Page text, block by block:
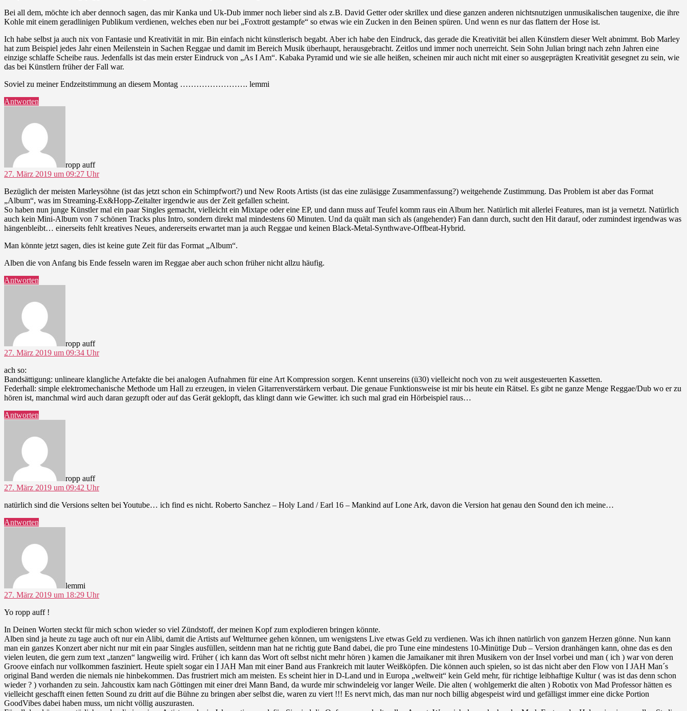
Bei all dem, möchte ich aber dennoch sagen, das mir Kanka und Uk-Dub immer noch lieber sind als z.B. David Getter oder skrillex und diese ganzen anderen nichtsnutzigen unmusikalischen taugenixe, die ihre
Kohle mit einem geradlinigen Publikum verdienen, welches eben nur bei „Foxtrott gestampfe“ so etwas wie ein Zucken in den Beinen spüren. Und wenn es nur das flattern der Hose ist.
Ich habe selbst ja auch nix von Fantasie und Kreativität in mir. Bin einfach nicht künstlerisch begabt. Aber ich habe den Eindruck, das gerade die Kreativität bei allen Künstlern dieser Welt abnimmt. Bob Marley
hat zum Beispiel jedes Jahr einen Meilenstein in Sachen Reggae und damit im Bereich Musik überhaupt, herausgebracht. Zeitlos und immer noch unerreicht. Sein Sohn Julian bringt nach zehn Jahren eine
einzige schlaffe Scheibe raus. Jedenfalls ist das mein erster Eindruck von „As I Am“. Kabaka Pyramid und wie sie alle heißen, scheinen mir auch nicht mit einer so ausgeprägten Kreativität gesegnet zu sein, wie
das bei Künstlern früher der Fall war.
Soviel zu meiner Endzeitstimmung an diesem Montag ……………………. lemmi
Antworten
ropp auff
27. März 2019 um 09:27 Uhr
Bezüglich der meisten Marleysöhne (ist das jetzt schon ein Schimpfwort?) und New Roots Artists (ist das eine zuläsigge Zusammenfassung?) weitgehende Zustimmung. Das Problem ist aber das Format
„Album“, was im Streaming-Ex&Hopp-Zeitalter irgendwie aus der Zeit gefallen scheint.
So haben nun junge Künstler mal ein paar Singles gemacht, vielleicht ein Mixtape oder eine EP, und dann muss auf Teufel komm raus ein Album her. Natürlich mit allerlei Features, man ist ja vernetzt. Natürlich
auch kein Mini-Album von 7 schönen Tracks plus Intro, sondern direkt mal mindestens 60 Minuten. Und da quält man sich als (angehender) Fan dann durch, sucht den Hit darauf, oder zumindest irgendwas was
hängenbleibt… einerseits fehlt kreatives Neues, andererseits erwartet man ja auch Reggae und keinen Black-Metal-Synthwave-Offbeat-Hybrid.
Man könnte jetzt sagen, dies ist keine gute Zeit für das Format „Album“.
Alben die von Anfang bis Ende fesseln waren im Reggae aber auch schon früher nicht allzu häufig.
Antworten
ropp auff
27. März 2019 um 09:34 Uhr
ach so:
Bandsättigung: unlineare klangliche Artefakte die bei analogen Aufnahmen für eine Art Kompression sorgen. Kennt unsereins (ü30) vielleicht noch von zu weit ausgesteuerten Kassetten.
Federhall: simple elektromechanische Methode um Hall zu erzeugen, in vielen Gitarrenverstärkern verbaut. Die genaue Funktionsweise ist mir bis heute ein Rätsel. Es gibt ne ganze Menge Reggae/Dub wo er zu
hören ist, manchmal wird auch daran gezupft oder auf das Gerät geklopft, das klingt dann wie Gewitter. ich such mal grad ein Hörbeispiel raus…
Antworten
ropp auff
27. März 2019 um 09:42 Uhr
natürlich sind die Versions selten bei Youtube… ich find es nicht. Roberto Sanchez – Holy Land / Earl 16 – Mankind auf Lone Ark, davon die Version hat genau den Sound den ich meine…
Antworten
lemmi
27. März 2019 um 18:29 Uhr
Yo ropp auff !
In Deinen Worten steckt für mich schon wieder so viel Zündstoff, der meinen Kopf zum explodieren bringen könnte.
Alben sind ja heute zu tage auch oft nur ein Alibi, damit die Artists auf Weltturnee gehen können, um wenigstens Live etwas Geld zu verdienen. Was ich ihnen natürlich von ganzem Herzen gönne. Nun kann
man ein ganzes Konzert aber nicht nur mit ein paar Singles ausfüllen, seitdenn man hat ne richtig gute Band dabei, die pro Tune eine mindestens 10-Minütige Dub – Version dranhängen kann, ohne das es den
vielen leuten, die gern zum text „tanzen“ langweilig wird. Früher ( ich kann das Wort oft selbst nicht mehr hören ) kamen die Jamaikaner mit ihren Musikern von der Insel vorbei und man ( ich ) war von deren
Groove einfach nur vollkommen fasziniert. Heute spielt sogar ein I JAH Man mit einer Band aus Frankreich mit lauter Weißköpfen. Die können auch spielen, so ist das nicht aber den Flow von I JAH Man´s
original Band werden die niemals nie hinbekommen. Das frustriert mich am meisten. Es scheint hier in D-Land und in Europa „weltweit“ kein Geld mehr, für richtige leibhaftige Kultur ( was ist das denn schon
wieder ? ) vorhanden zu sein. Jahcoustix kam nach Göttingen mit einer drei Mann Band, da wurde mir schwindeleig vor langer Weile. Die alten ( wohlgemerkt die alten ) Robotix von Mad Professor hätten es
vielleicht geschafft einen fetten Sound zu dritt auf die Bühne zu bringen aber selbst die, waren zu viert !!! Es nervt mich, das man nur noch billig abgespeist wird und gefälligst immer eine dicke Portion
GoodVibes dabei haben muss, um nicht völlig auszurasten.